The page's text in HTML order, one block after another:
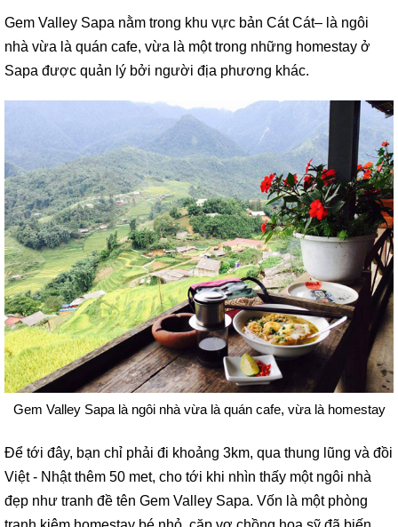
Gem Valley Sapa nằm trong khu vực bản Cát Cát– là ngôi
nhà vừa là quán cafe, vừa là một trong những homestay ở
Sapa được quản lý bởi người địa phương khác.
Gem Valley Sapa là ngôi nhà vừa là quán cafe, vừa là homestay
Để tới đây, bạn chỉ phải đi khoảng 3km, qua thung lũng và đồi
Việt - Nhật thêm 50 met, cho tới khi nhìn thấy một ngôi nhà
đẹp như tranh đề tên Gem Valley Sapa. Vốn là một phòng